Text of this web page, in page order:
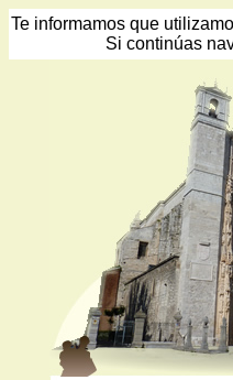
Te informamos que
Si continúas